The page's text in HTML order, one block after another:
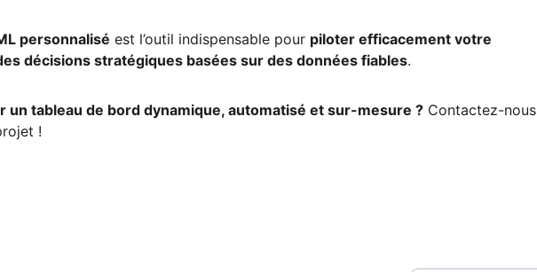
personnalisé est l’outil indispensable pour piloter efficacement votre
décisions stratégiques basées sur des données fiables.
un tableau de bord dynamique, automatisé et sur-mesure ? Contactez-nous
!